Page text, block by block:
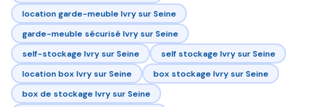
location garde-meuble Ivry sur Seine
garde-meuble sécurisé Ivry sur Seine
self-stockage Ivry sur Seine
self stockage Ivry sur Seine
location box Ivry sur Seine
box stockage Ivry sur Seine
box de stockage Ivry sur Seine